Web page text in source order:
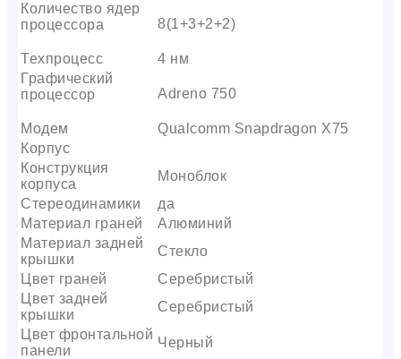
Количество ядер
процессора
8(1+3+2+2)
Техпроцесс
4 нм
Графический
процессор
Adreno 750
Модем
Qualcomm Snapdragon X75
Корпус
Конструкция
корпуса
Моноблок
Стереодинамики
да
Материал граней
Алюминий
Материал задней
крышки
Стекло
Цвет граней
Серебристый
Цвет задней
крышки
Серебристый
Цвет фронтальной
панели
Черный